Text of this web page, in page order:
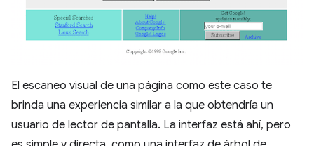
El escaneo visual de una página como este caso te
brinda una experiencia similar a la que obtendría un
usuario de lector de pantalla. La interfaz está ahí, pero